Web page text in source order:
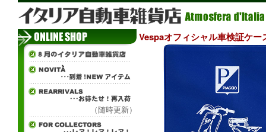
（随時更新）
Vespaオフィシャル車検証ケー